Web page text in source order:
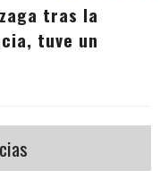
tras la
tuve un